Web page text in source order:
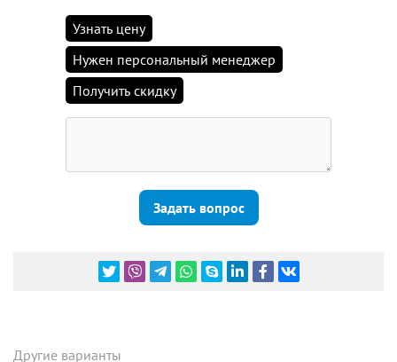
Узнать цену
Нужен персональный менеджер
Получить скидку
Задать вопрос
Другие варианты